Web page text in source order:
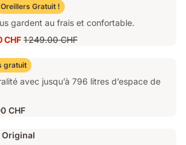
Oreillers Gratuit !
Pro
gardent au frais et confortable.
CHF
CHF Prix
d'origine
1 249.00 CHF
1 249.00 CHF
gratuit
avec jusqu’à 796 litres d’espace de
CHF
Original